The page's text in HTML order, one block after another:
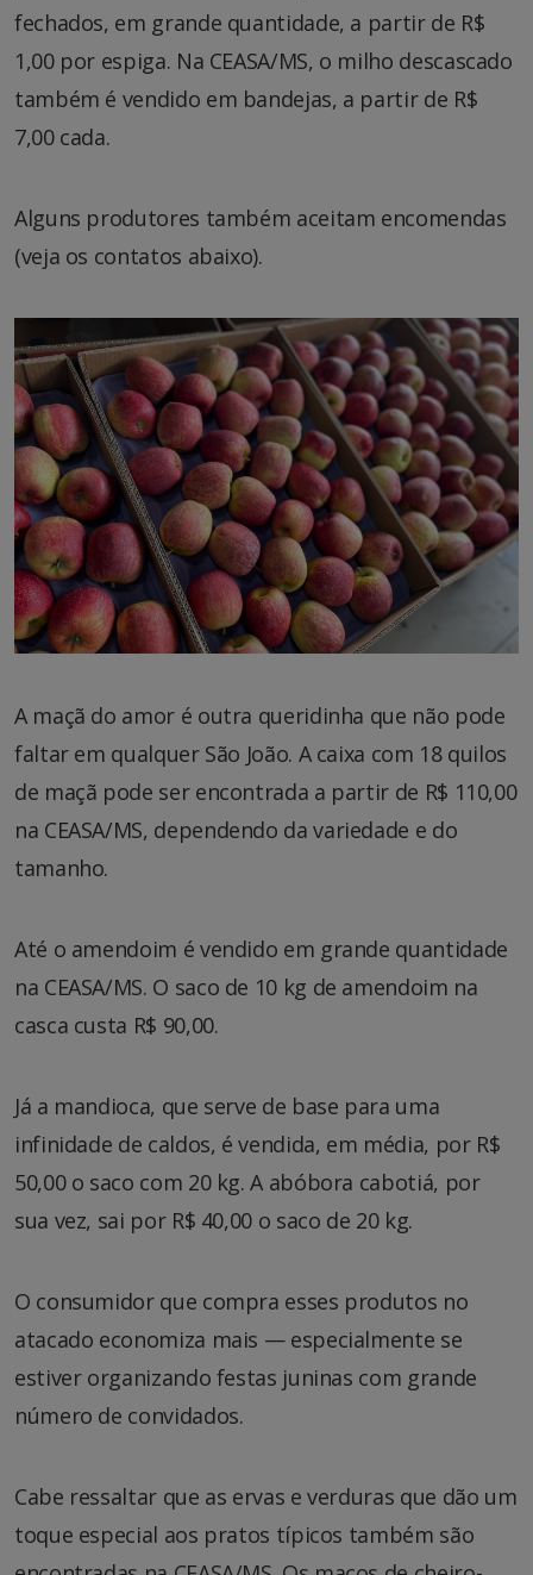
fechados, em grande quantidade, a partir de R$
1,00 por espiga. Na CEASA/MS, o milho descascado
também é vendido em bandejas, a partir de R$
7,00 cada.
Alguns produtores também aceitam encomendas
(veja os contatos abaixo).
A maçã do amor é outra queridinha que não pode
faltar em qualquer São João. A caixa com 18 quilos
de maçã pode ser encontrada a partir de R$ 110,00
na CEASA/MS, dependendo da variedade e do
tamanho.
Até o amendoim é vendido em grande quantidade
na CEASA/MS. O saco de 10 kg de amendoim na
casca custa R$ 90,00.
Já a mandioca, que serve de base para uma
infinidade de caldos, é vendida, em média, por R$
50,00 o saco com 20 kg. A abóbora cabotiá, por
sua vez, sai por R$ 40,00 o saco de 20 kg.
O consumidor que compra esses produtos no
atacado economiza mais — especialmente se
estiver organizando festas juninas com grande
número de convidados.
Cabe ressaltar que as ervas e verduras que dão um
toque especial aos pratos típicos também são